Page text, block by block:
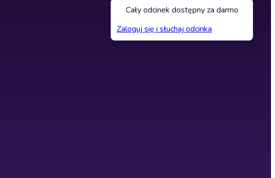
Cały odcinek dostępny za darmo
Zaloguj się i słuchaj odcinka